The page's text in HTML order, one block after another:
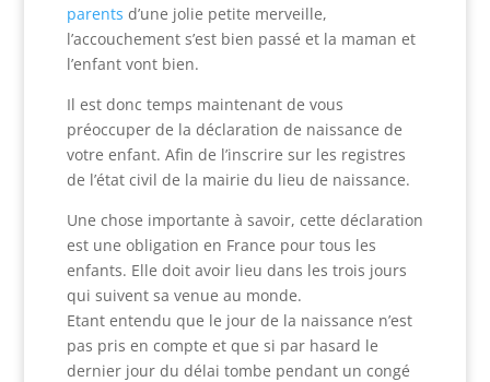
parents d’une jolie petite merveille,
l’accouchement s’est bien passé et la maman et
l’enfant vont bien.
Il est donc temps maintenant de vous
préoccuper de la déclaration de naissance de
votre enfant. Afin de l’inscrire sur les registres
de l’état civil de la mairie du lieu de naissance.
Une chose importante à savoir, cette déclaration
est une obligation en France pour tous les
enfants. Elle doit avoir lieu dans les trois jours
qui suivent sa venue au monde.
Etant entendu que le jour de la naissance n’est
pas pris en compte et que si par hasard le
dernier jour du délai tombe pendant un congé